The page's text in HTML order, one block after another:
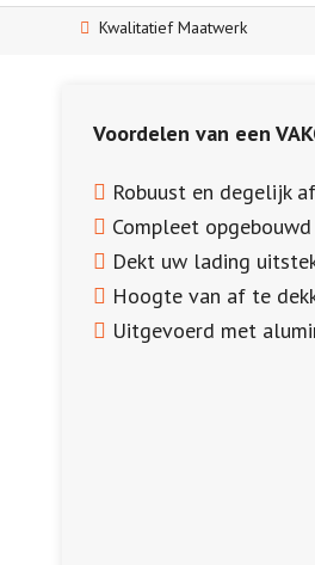
Kwalitatief Maatwerk
Voordelen van een
Robuust en degelijk
Compleet
Dekt uw lading
Hoogte van af te
Uitgevoerd met